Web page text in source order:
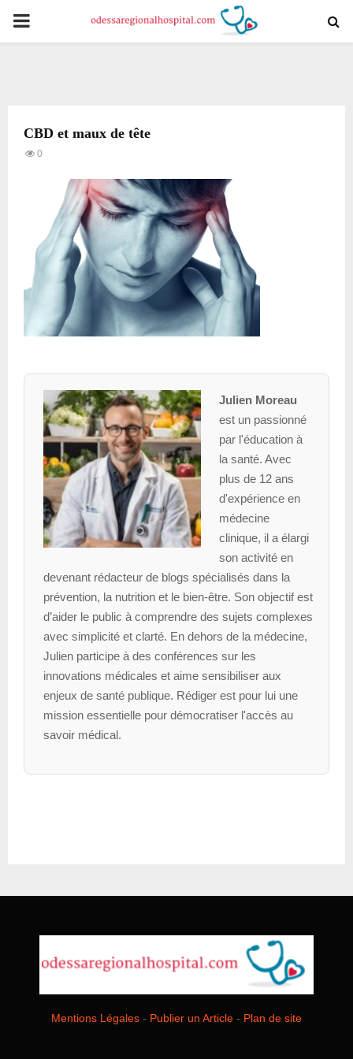
PRIMARY
CBD et maux de tête
0
Julien Moreau
est un passionné
par l'éducation à
la santé. Avec
plus de 12 ans
d'expérience en
médecine
clinique, il a élargi
son activité en
devenant rédacteur de blogs spécialisés dans la
prévention, la nutrition et le bien-être. Son objectif est
d’aider le public à comprendre des sujets complexes
avec simplicité et clarté. En dehors de la médecine,
Julien participe à des conférences sur les
innovations médicales et aime sensibiliser aux
enjeux de santé publique. Rédiger est pour lui une
mission essentielle pour démocratiser l'accès au
savoir médical.
Mentions Légales - Publier un Article - Plan de site